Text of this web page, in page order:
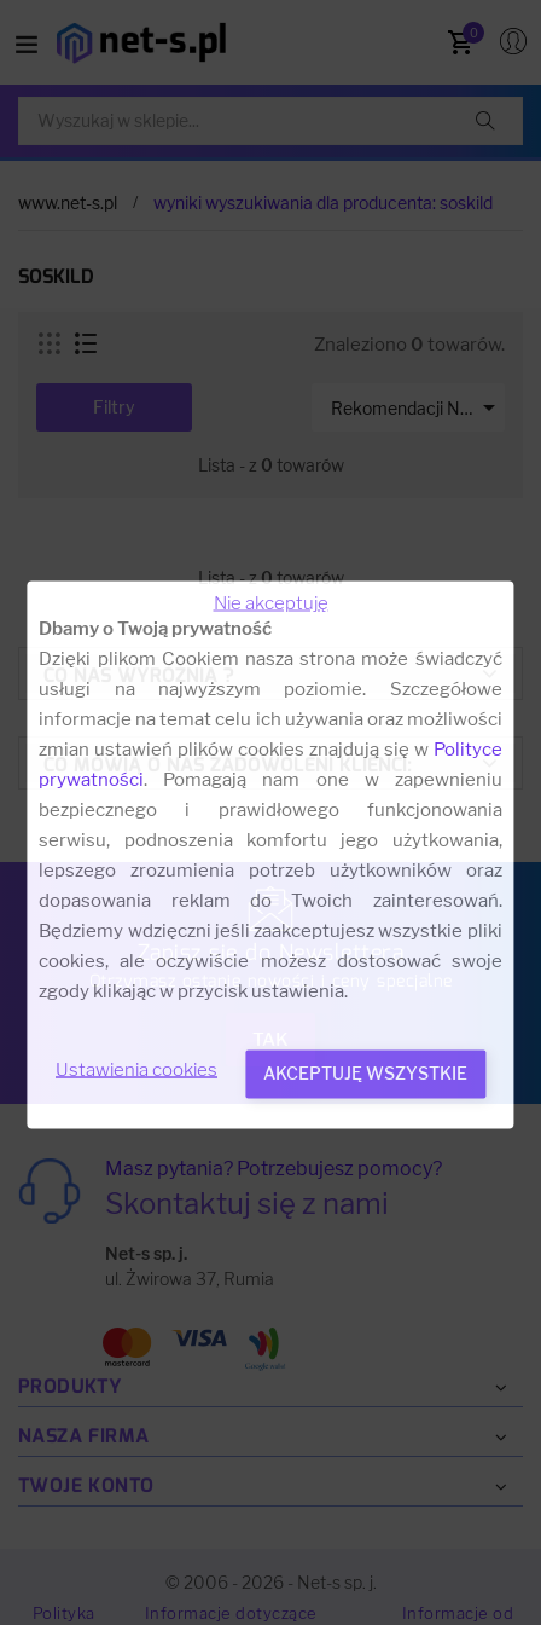
0
www.net-s.pl wyniki wyszukiwania dla producenta: soskild
SOSKILD
Znaleziono 0 towarów.
Rekomendacji Net-s 
Filtry
Lista - z 0 towarów
Lista - z0towarów
CO NAS WYRÓŻNIA ?
CO MÓWIĄ O NAS ZADOWOLENI KLIENCI:
Zapisz się do Newslettera
Otrzymasz ostanie nowości i ceny specjalne
Masz pytania? Potrzebujesz pomocy?
Skontaktuj się z nami
Net-s sp. j.
ul. Żwirowa 37, Rumia
PRODUKTY
NASZA FIRMA
TWOJE KONTO
© 2006 - 2026 - Net-s sp. j.
Polityka Informacje dotyczące Informacje od
Nie akceptuję
Dbamy o Twoją prywatność
Dzięki plikom Cookiem nasza strona może świadczyć
usługi na najwyższym poziomie. Szczegółowe
informacje na temat celu ich używania oraz możliwości
zmian ustawień plików cookies znajdują się w Polityce
prywatności. Pomagają nam one w zapewnieniu
bezpiecznego i prawidłowego funkcjonowania
serwisu, podnoszenia komfortu jego użytkowania,
lepszego zrozumienia potrzeb użytkowników oraz
dopasowania reklam do Twoich zainteresowań.
Będziemy wdzięczni jeśli zaakceptujesz wszystkie pliki
cookies, ale oczywiście możesz dostosować swoje
zgody klikając w przycisk ustawienia.
Ustawienia cookies AKCEPTUJĘ WSZYSTKIE